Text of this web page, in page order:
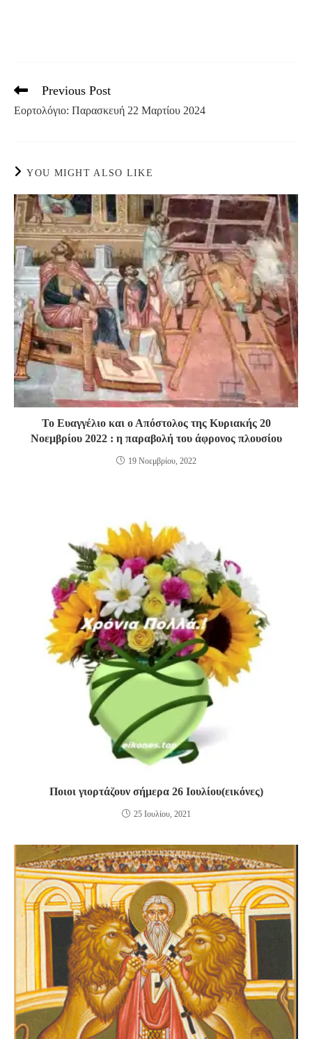
Read
articles
Previous Post
Εορτολόγιο: Παρασκευή 22 Μαρτίου 2024
YOU MIGHT ALSO LIKE
Το Ευαγγέλιο και ο Απόστολος της Κυριακής 20
Νοεμβρίου 2022 : η παραβολή του άφρονος πλουσίου
19 Νοεμβρίου, 2022
Ποιοι γιορτάζουν σήμερα 26 Ιουλίου(εικόνες)
25 Ιουλίου, 2021